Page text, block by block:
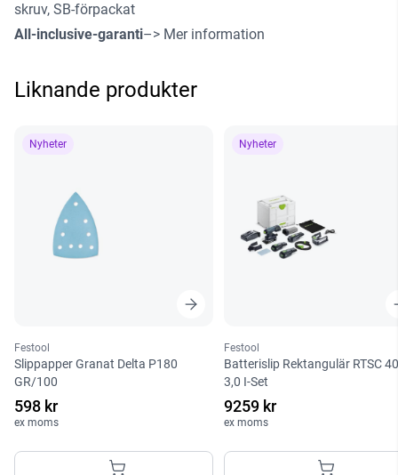
skruv, SB-förpackat
All-inclusive-garanti–> Mer information
Liknande produkter
Nyheter
Festool
Slippapper Granat Delta P180
GR/100
598 kr
ex moms
Nyheter
Festool
Batterislip Rektangulär RTSC
3,0 I-Set
9259 kr
ex moms